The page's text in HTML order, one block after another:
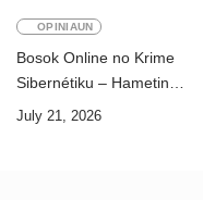
OPINIAUN
Bosok Online no Krime
Sibernétiku – Hametin
Seguransa Dijitál ba Futuru
July 21, 2026